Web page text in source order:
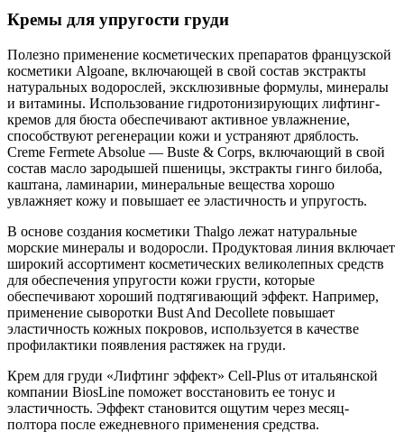
Кремы для упругости груди
Полезно применение косметических препаратов французской
косметики Algoane, включающей в свой состав экстракты
натуральных водорослей, эксклюзивные формулы, минералы
и витамины. Использование гидротонизирующих лифтинг-
кремов для бюста обеспечивают активное увлажнение,
способствуют регенерации кожи и устраняют дряблость.
Creme Fermete Absolue — Buste & Corps, включающий в свой
состав масло зародышей пшеницы, экстракты гинго билоба,
каштана, ламинарии, минеральные вещества хорошо
увлажняет кожу и повышает ее эластичность и упругость.
В основе создания косметики Thalgo лежат натуральные
морские минералы и водоросли. Продуктовая линия включает
широкий ассортимент косметических великолепных средств
для обеспечения упругости кожи грусти, которые
обеспечивают хороший подтягивающий эффект. Например,
применение сыворотки Bust And Decollete повышает
эластичность кожных покровов, используется в качестве
профилактики появления растяжек на груди.
Крем для груди «Лифтинг эффект» Cell-Plus от итальянской
компании BiosLine поможет восстановить ее тонус и
эластичность. Эффект становится ощутим через месяц-
полтора после ежедневного применения средства.